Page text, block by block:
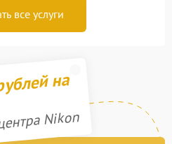
все услуги
на
Nikon